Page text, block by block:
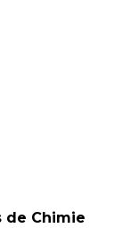
de Chimie